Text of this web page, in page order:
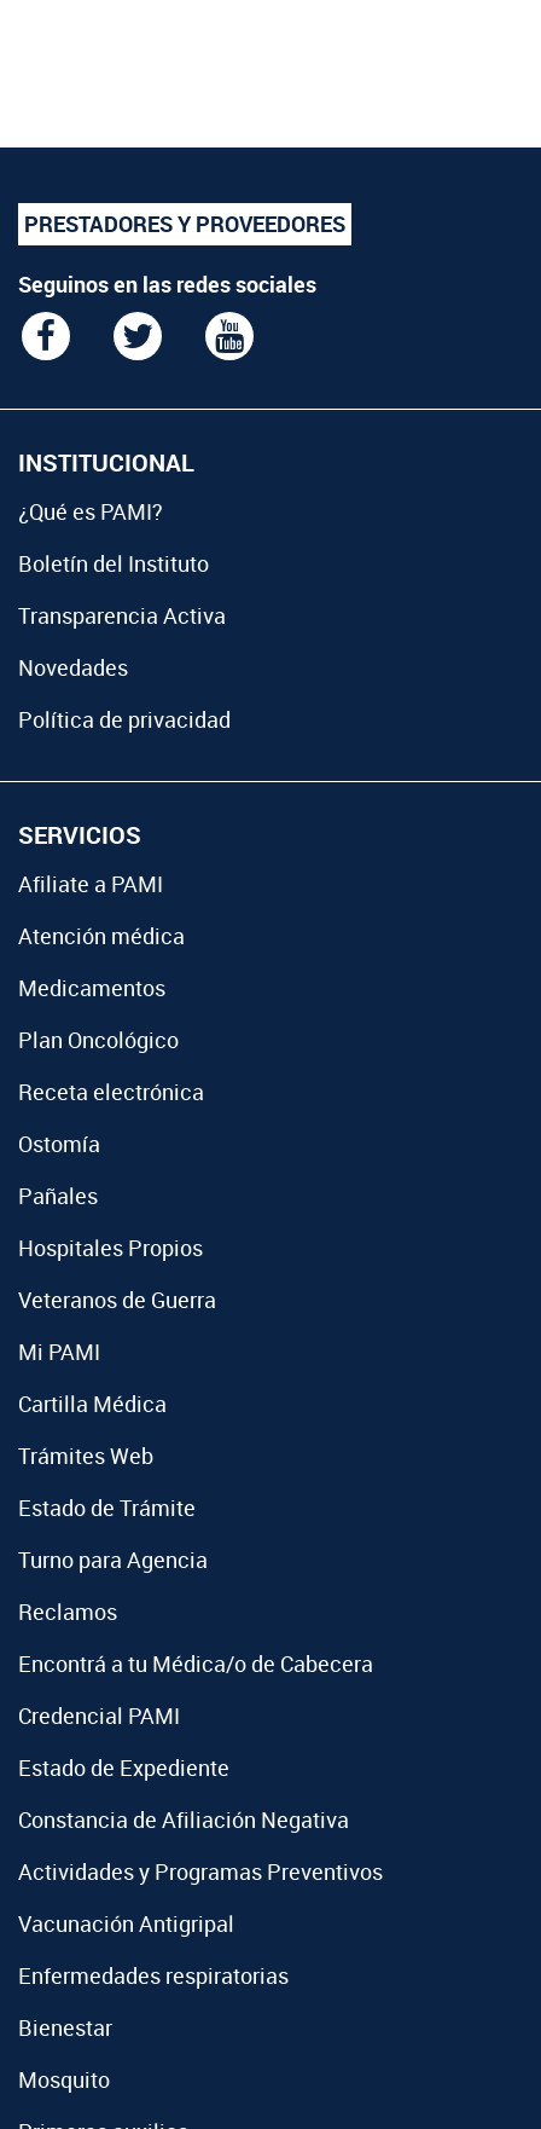
PRESTADORES Y PROVEEDORES
Seguinos en las redes sociales
INSTITUCIONAL
¿Qué es PAMI?
Boletín del Instituto
Transparencia Activa
Novedades
Política de privacidad
SERVICIOS
Afiliate a PAMI
Atención médica
Medicamentos
Plan Oncológico
Receta electrónica
Ostomía
Pañales
Hospitales Propios
Veteranos de Guerra
Mi PAMI
Cartilla Médica
Trámites Web
Estado de Trámite
Turno para Agencia
Reclamos
Encontrá a tu Médica/o de Cabecera
Credencial PAMI
Estado de Expediente
Constancia de Afiliación Negativa
Actividades y Programas Preventivos
Vacunación Antigripal
Enfermedades respiratorias
Bienestar
Mosquito